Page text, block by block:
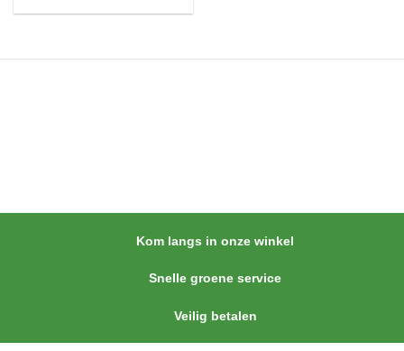
Kom langs in onze winkel
Snelle groene service
Veilig betalen